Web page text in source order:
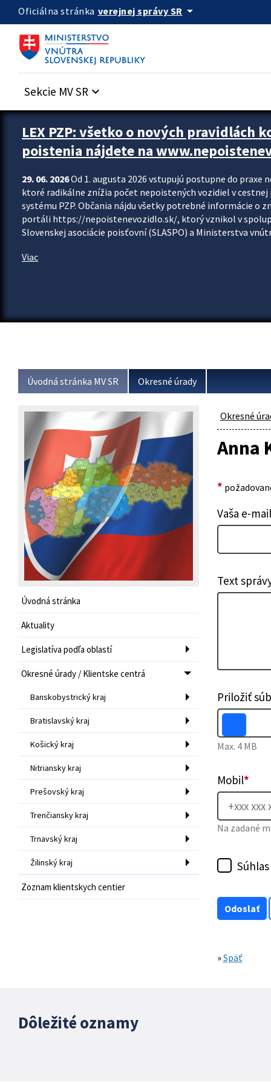
Preskocit na hlavný obsah
Oficiálna stránka verejnej správy SR arrow_drop_down
Sekcie MV SR keyboard_arrow_down
Zastavit automatický posun upútavok
LEX PZP: všetko o nových pravidlách
poistenia nájdete na
29. 06. 2026Od 1. augusta 2026 vstupujú postupne do
ktoré radikálne znížia počet nepoistených vozidiel v cestnej
systému PZP. Občania nájdu všetky potrebné informácie o
portáli https://nepoistenevozidlo.sk/, ktorý vznikol v
Slovenskej asociácie poisťovní (SLASPO) a Ministerstva
Viac
Úvodná stránka MV SR Okresné úrady
Úvodná stránka
Aktuality
Legislatíva podľa oblastí
Okresné úrady / Klientske centrá
Banskobystrický kraj
Bratislavský kraj
Košický kraj
Nitriansky kraj
Prešovský kraj
Trenčiansky kraj
Trnavský kraj
Žilinský kraj
Zoznam klientskych centier
Okresné
Anna
*
Vaša e-
Text
Priložiť
Max. 4 MB
Mobil*
Na zadané
»Späť
Dôležité oznamy